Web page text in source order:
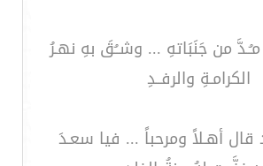
من جَنَبَاتهِ ... وشــُقَ بهِ نهـرُ
الكرامـةِ والرفــدِ
قال أهـلاً ومرحباً ... فيا سعـدَ